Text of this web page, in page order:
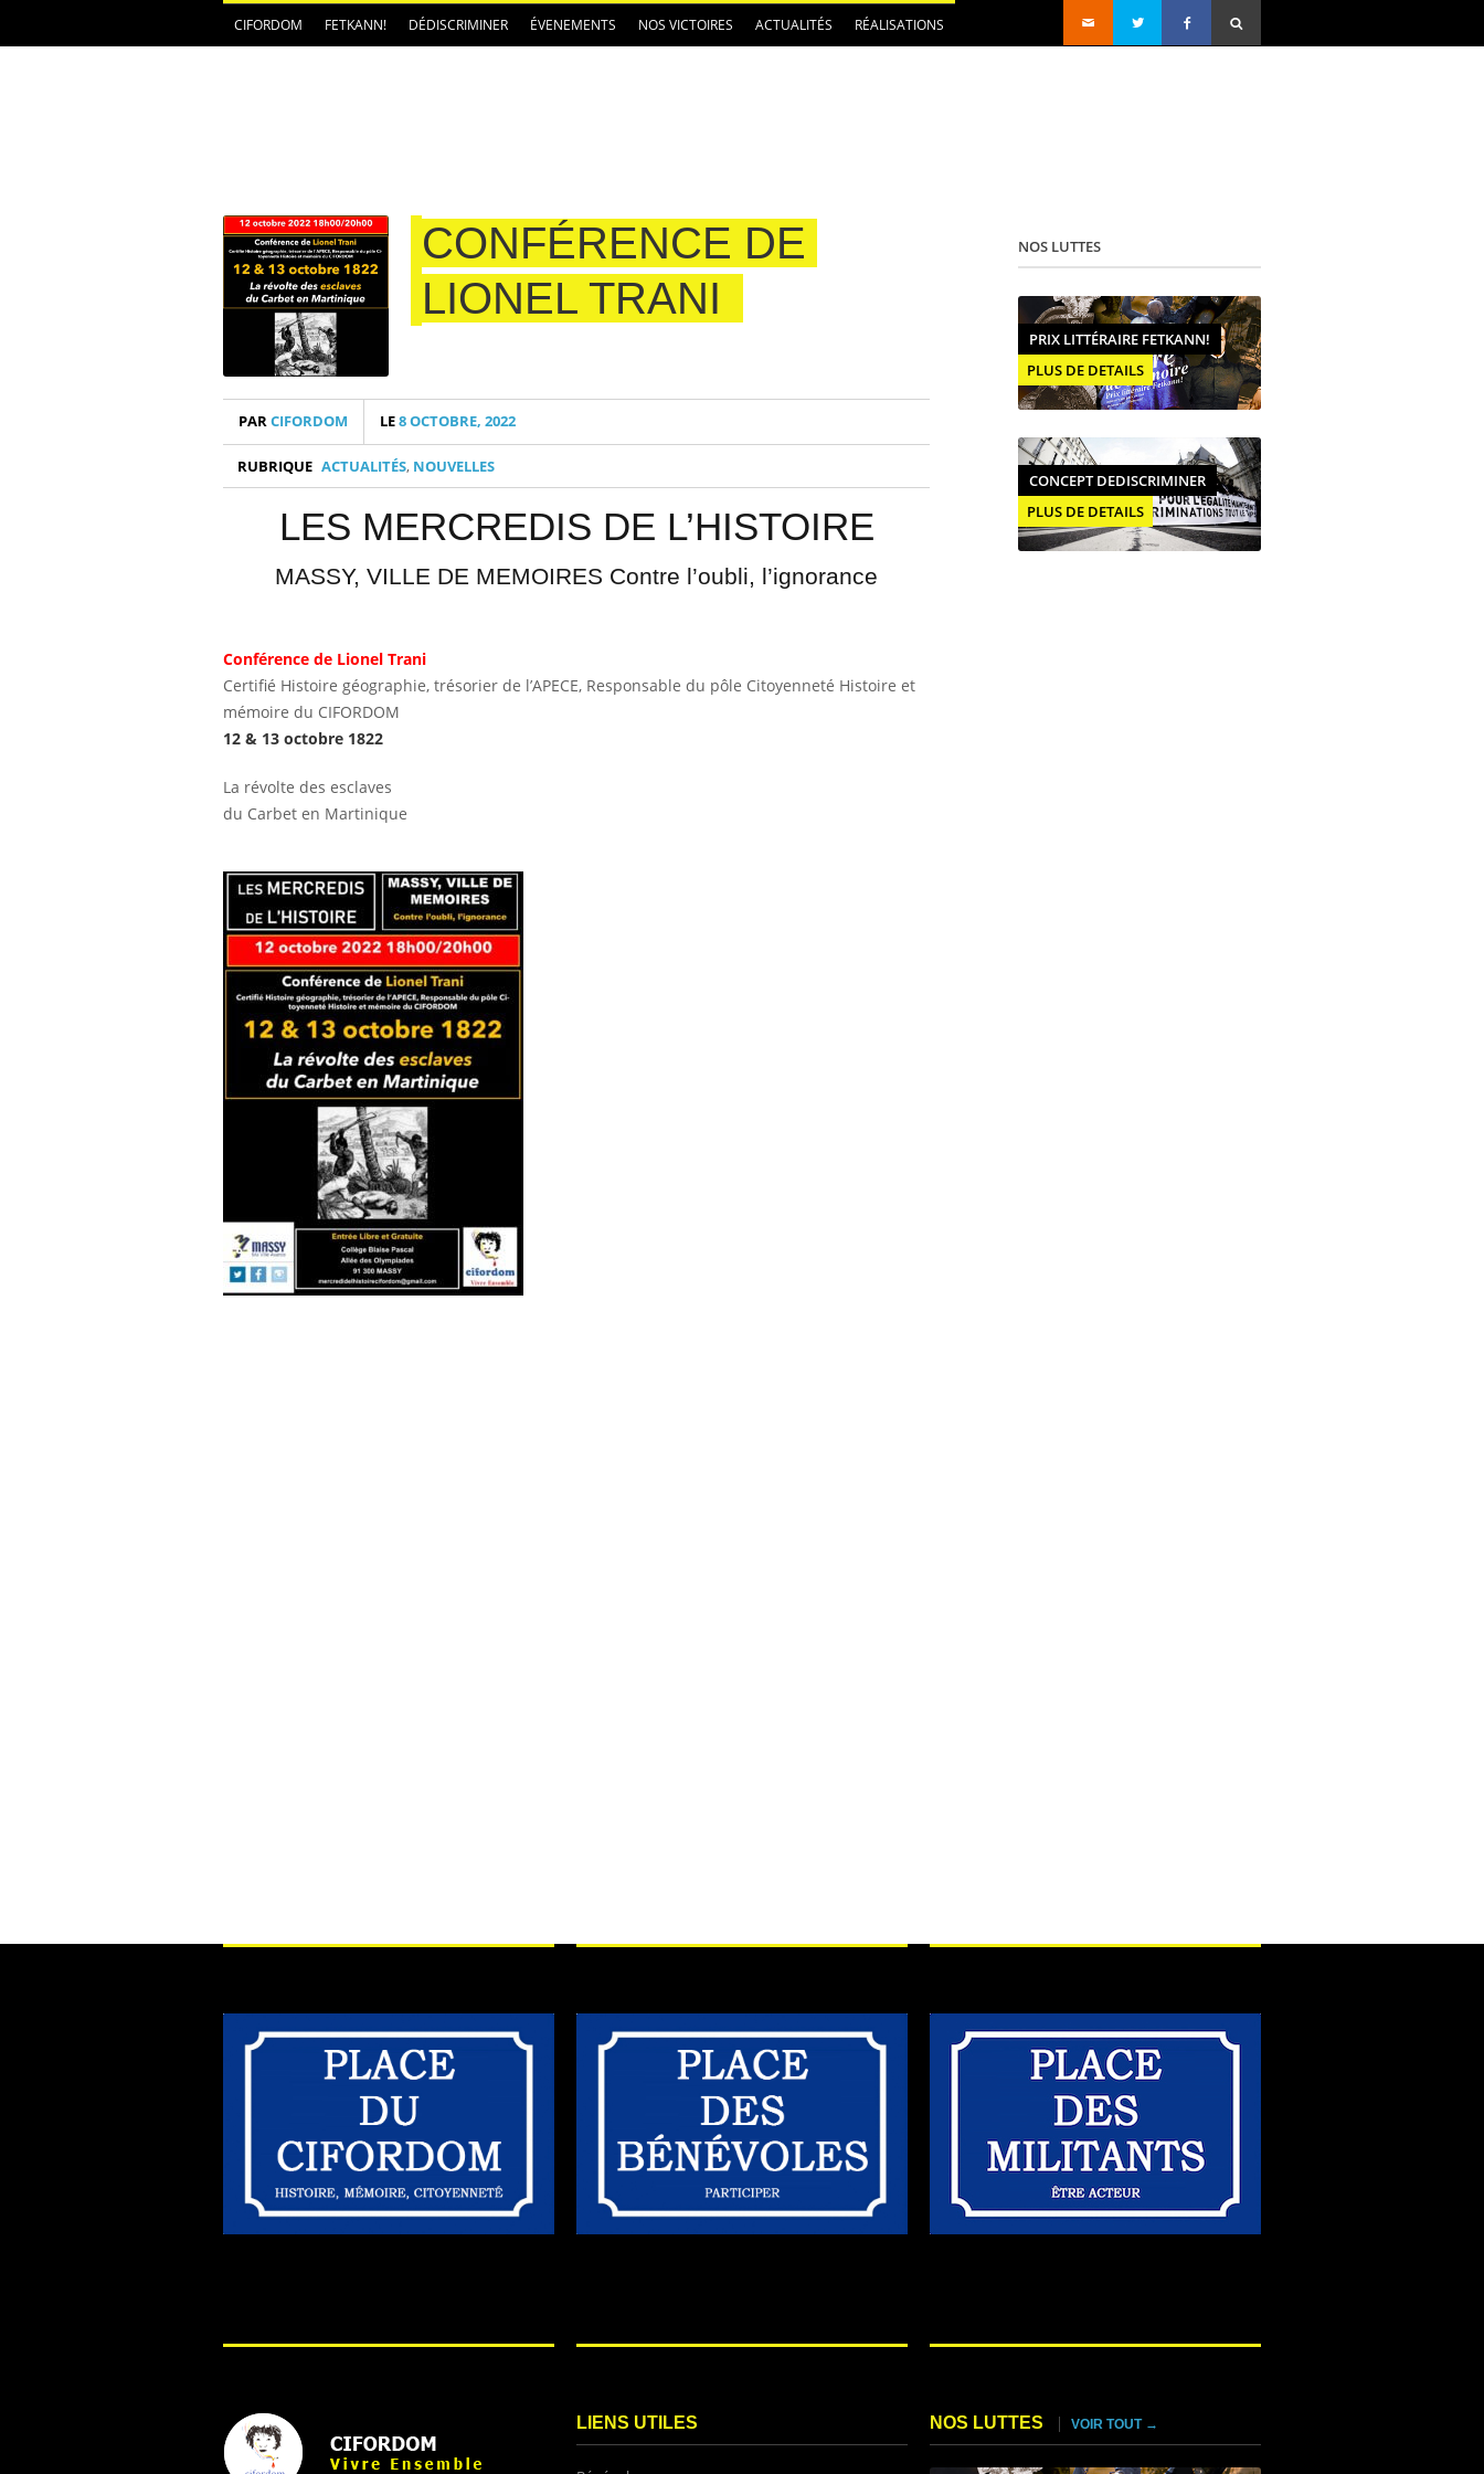
CIFORDOM FETKANN! DÉDISCRIMINER ÉVENEMENTS NOS VICTOIRES ACTUALITÉS RÉALISATIONS
CONFÉRENCE DE
LIONEL TRANI
PARCIFORDOM LE8 OCTOBRE, 2022
RUBRIQUE ACTUALITÉS, NOUVELLES
LES MERCREDIS DE L’HISTOIRE
MASSY, VILLE DE MEMOIRES Contre l’oubli, l’ignorance
Conférence de Lionel Trani
Certifié Histoire géographie, trésorier de l’APECE, Responsable du pôle Citoyenneté Histoire et
mémoire du CIFORDOM
12 & 13 octobre 1822
La révolte des esclaves
du Carbet en Martinique
NOS LUTTES
PRIX LITTÉRAIRE FETKANN!
PLUS DE DETAILS
CONCEPT DEDISCRIMINER
PLUS DE DETAILS
LIENS UTILES NOS LUTTES VOIR TOUT →